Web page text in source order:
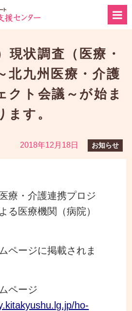
現状調査（医療・
北九州医療・介護
クト会議～が始ま
ます。
2018年12月18日 お知らせ
療・介護連携プロジ
る医療機関（病院）
ページに掲載されま
ページ
ho-